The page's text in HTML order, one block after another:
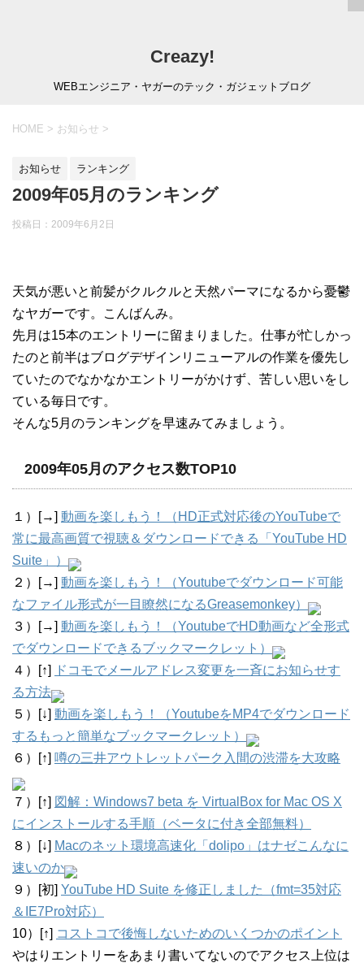
Creazy!
WEBエンジニア・ヤガーのテック・ガジェットブログ
HOME > お知らせ >
お知らせ ランキング
2009年05月のランキング
投稿日： 2009年6月2日
天気が悪いと前髪がクルクルと天然パーマになるから憂鬱
なヤガーです。こんばんみ。
先月は15本のエントリーに留まりました。仕事が忙しかっ
たのと前半はブログデザインリニューアルの作業を優先し
ていたのでなかなかエントリーがかけず、苦しい思いをし
ている毎日です。
そんな5月のランキングを早速みてみましょう。
2009年05月のアクセス数TOP10
１）[→] 動画を楽しもう！（HD正式対応後のYouTubeで
常に最高画質で視聴＆ダウンロードできる「YouTube HD
Suite」）
２）[→] 動画を楽しもう！（Youtubeでダウンロード可能
なファイル形式が一目瞭然になるGreasemonkey）
３）[→] 動画を楽しもう！（YoutubeでHD動画など全形式
でダウンロードできるブックマークレット）
４）[↑]
ドコモでメールアドレス変更を一斉にお知らせす
る方法
５）[↓] 動画を楽しもう！（YoutubeをMP4でダウンロード
するもっと簡単なブックマークレット）
６）[↑] 噂の三井アウトレットパーク入間の渋滞を大攻略
７）[↑] 図解：Windows7 beta を VirtualBox for Mac OS X
にインストールする手順（ベータに付き全部無料）
８）[↓] Macのネット環境高速化「dolipo」はナゼこんなに
速いのか
９）[初] YouTube HD Suite を修正しました（fmt=35対応
＆IE7Pro対応）
10）[↑] コストコで後悔しないためのいくつかのポイント
やはりエントリーをあまり書いてないのでアクセス上位は